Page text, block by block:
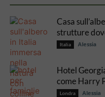
Casa
strutture
Italia Alessia
Hotel
come Harry
Londra Alessia